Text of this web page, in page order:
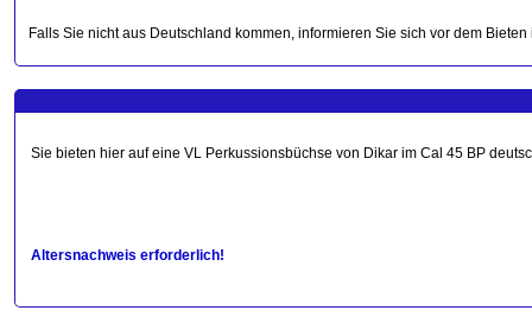
Falls Sie nicht aus Deutschland kommen, informieren Sie sich vor dem
Sie bieten hier auf eine VL Perkussionsbüchse von Dikar im Cal 45 BP
Altersnachweis erforderlich!